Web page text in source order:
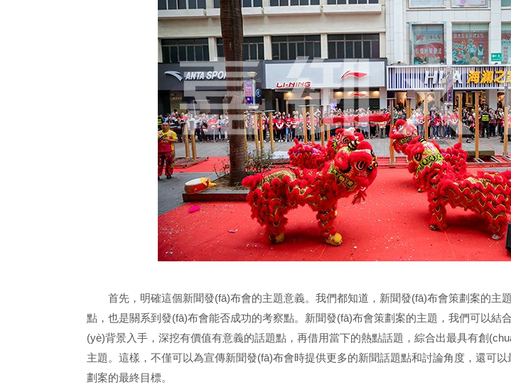
首先，明確這個新聞發(fā)布會的主題意義。我們都知道，新聞發(fā)布會策劃案的
點，也是關系到發(fā)布會能否成功的考察點。新聞發(fā)布會策劃案的主題，我們可以
(yè)背景入手，深挖有價值有意義的話題點，再借用當下的熱點話題，綜合出最具有創
主題。這樣，不僅可以為宣傳新聞發(fā)布會時提供更多的新聞話題點和討論角度，
劃案的最終目標。